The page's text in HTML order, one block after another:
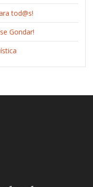
tod@s!
Gondar!